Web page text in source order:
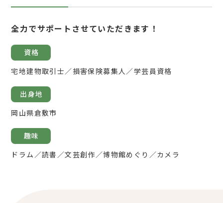
全力でサポートさせていただきます！
資格
宅地建物取引士／損害保険募集人／学芸員資格
出身地
岡山県倉敷市
趣味
ドラム／読書／文芸創作／博物館めぐり／カメラ